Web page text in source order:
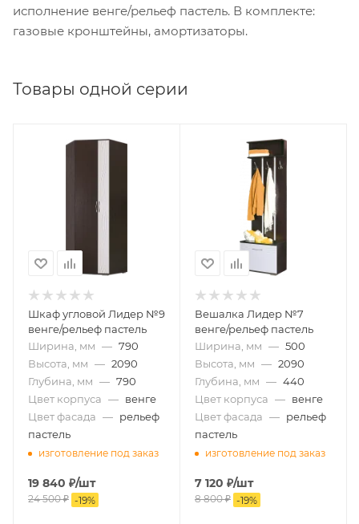
исполнение венге/рельеф пастель. В комплекте:
газовые кронштейны, амортизаторы.
Товары одной серии
Шкаф угловой Лидер №9
венге/рельеф пастель
Ширина, мм — 790
Высота, мм — 2090
Глубина, мм — 790
Цвет корпуса — венге
Цвет фасада — рельеф
пастель
изготовление под заказ
19 840 ₽/шт
24 500₽ -19%
Вешалка Лидер №7
венге/рельеф пастель
Ширина, мм — 500
Высота, мм — 2090
Глубина, мм — 440
Цвет корпуса — венге
Цвет фасада — рельеф
пастель
изготовление под заказ
7 120 ₽/шт
8 800₽ -19%